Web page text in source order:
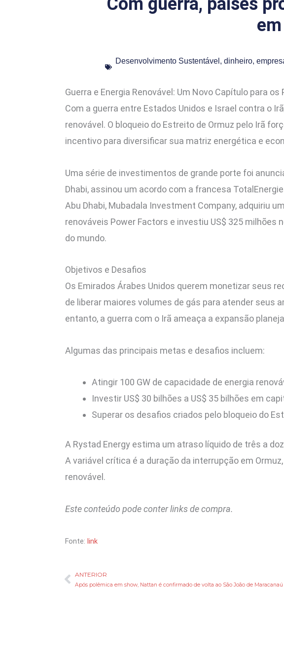
Desenvolvimento Sustentável , dinheiro,
Guerra e Energia Renovável: Um Novo Capítulo para
Com a guerra entre Estados Unidos e Israel contra o
renovável. O bloqueio do Estreito de Ormuz pelo Irã
incentivo para diversificar sua matriz energética e
Uma série de investimentos de grande porte foi
Dhabi, assinou um acordo com a francesa
Abu Dhabi, Mubadala Investment Company, adquiriu
renováveis Power Factors e investiu US$ 325 milhões
do mundo.
Objetivos e Desafios
Os Emirados Árabes Unidos querem monetizar seus
de liberar maiores volumes de gás para atender seus
entanto, a guerra com o Irã ameaça a expansão
Algumas das principais metas e desafios incluem:
Atingir 100 GW de capacidade de energia
Investir US$ 30 bilhões a US$ 35 bilhões em
Superar os desafios criados pelo bloqueio do
A Rystad Energy estima um atraso líquido de três a
A variável crítica é a duração da interrupção em
renovável.
Este conteúdo pode conter links de compra.
Fonte: link
Anterior
ANTERIOR
Após polêmica em show, Nattan é confirmado de volta ao São João de Maracanaú